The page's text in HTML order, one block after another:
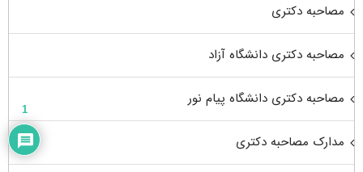
مصاحبه دکتری
مصاحبه دکتری دانشگاه آزاد
مصاحبه دکتری دانشگاه پیام نور
مدارک مصاحبه دکتری
1